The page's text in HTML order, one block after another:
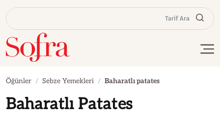
Tarif Ara
Öğünler Sebze Yemekleri Baharatlı patates
Baharatlı Patates